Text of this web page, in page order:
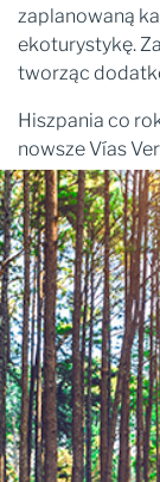
zaplanowaną
ekoturystykę.
tworząc
Hiszpania co
nowsze Vías